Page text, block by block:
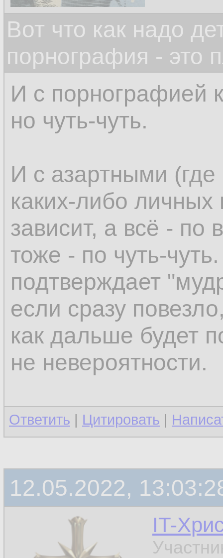
Вот что как надо
порнография - это
И с порнографией
но чуть-чуть.
И с азартными
каких-либо личных
зависит, а всё -
тоже - по чуть-
подтверждает
если сразу
как дальше будет
не невероятности.
Ответить | Цитировать |
12.05.2022,
IT-